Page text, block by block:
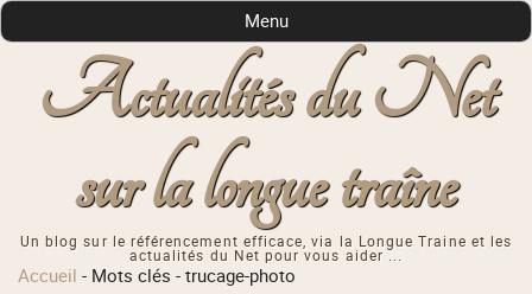
Actualités du Net
sur la longue traîne
Un blog sur le référencement efficace, via la Longue Traine et les
actualités du Net pour vous aider ...
Menu
Accueil - Mots clés -trucage-photo